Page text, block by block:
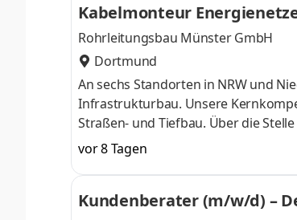
Kabelmonteur
Rohrleitungsbau Münster GmbH
Dortmund
An sechs Standorten in NRW und
Infrastrukturbau. Unsere
Straßen- und Tiefbau. Über die Stelle Die Bedeutung der Stromversorgung wächst mehr und mehr. Wir begegnen
dieser Herausforderung gerne und
unseren Tiefbaukolonnen in der
vor 8 Tagen
Kundenberater (m/w/d) –